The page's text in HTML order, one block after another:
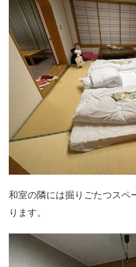
和室の隣には掘りごたつスペ
ります。